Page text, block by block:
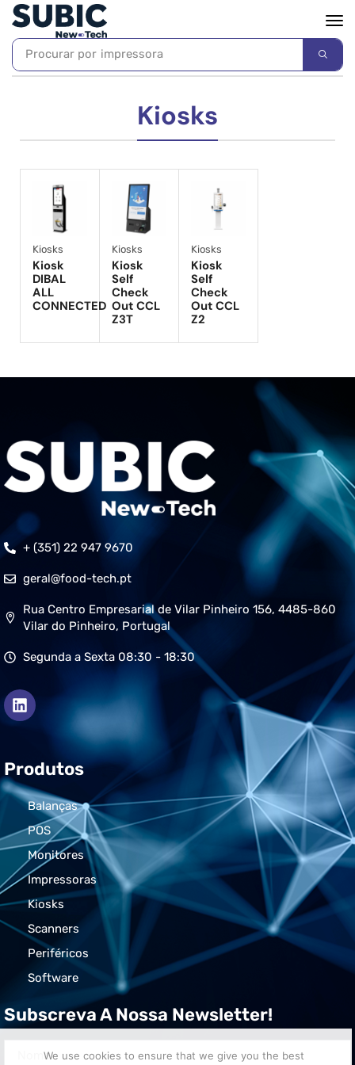
Procurar por impressora
Kiosks
Kiosks
Kiosk
DIBAL
ALL
CONNECTED
Kiosks
Kiosk
Self
Check
Out CCL
Z3T
Kiosks
Kiosk
Self
Check
Out CCL
Z2
+ (351) 22 947 9670
geral@food-tech.pt
Rua Centro Empresarial de Vilar Pinheiro 156, 4485-860
Vilar do Pinheiro, Portugal
Segunda a Sexta 08:30 - 18:30
Produtos
Balanças
POS
Monitores
Impressoras
Kiosks
Scanners
Periféricos
Software
Subscreva A Nossa Newsletter!
We use cookies to ensure that we give you the best